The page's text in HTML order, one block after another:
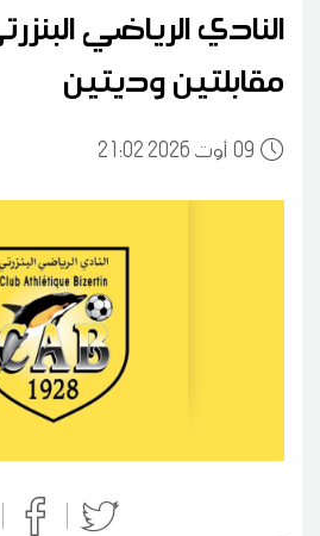
النادي الرياضي
مقابلتين وديتين
0921:02 2026 أوت